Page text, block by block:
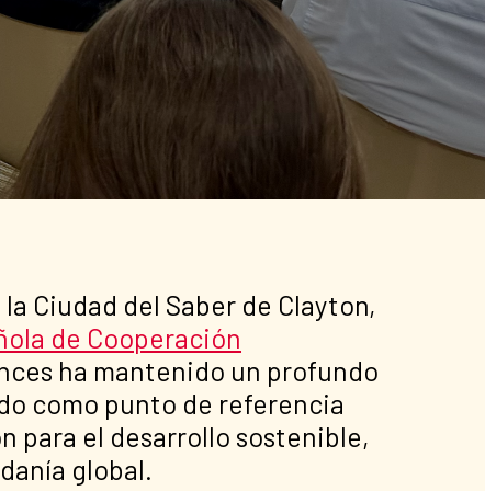
Ciudad del Saber de Clayton,
de Cooperación
ha mantenido un profundo
como punto de referencia
para el desarrollo sostenible,
global.